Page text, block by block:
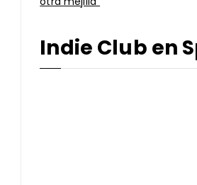
Indie Club en